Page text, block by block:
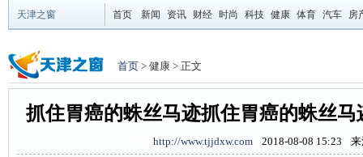
天津之窗 首页 新闻 资讯 财经 时尚 科技 健康 体育 汽车 房
首页 > 健康 > 正文
抓住胃癌的蛛丝马迹抓住胃癌的蛛
是同一个
http://www.tjjdxw.com 2018-08-08 15:23